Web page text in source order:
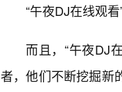
“午夜DJ在线观
而且，“午夜DJ
者，他们不断挖掘新